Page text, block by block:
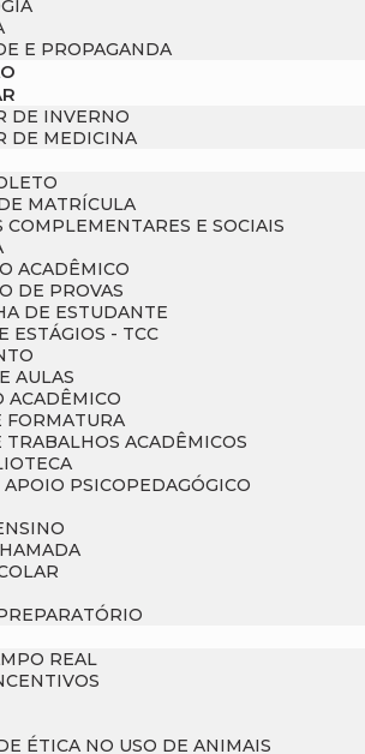
E PROPAGANDA
DE INVERNO
DE MEDICINA
MATRÍCULA
COMPLEMENTARES E SOCIAIS
ACADÊMICO
DE PROVAS
DE ESTUDANTE
ESTÁGIOS - TCC
AULAS
ACADÊMICO
FORMATURA
ACADÊMICOS
PSICOPEDAGÓGICO
REAL
ÉTICA NO USO DE ANIMAIS